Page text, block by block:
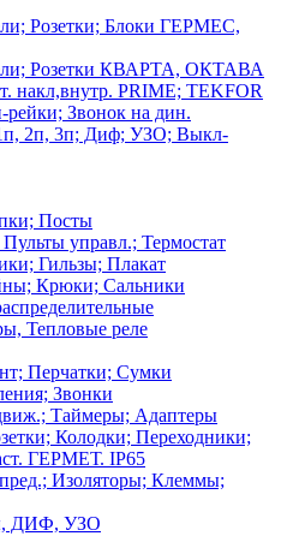
Розетки; Блоки ГЕРМЕС,
Розетки КВАРТА, ОКТАВА
накл,внутр. PRIME; TEKFOR
Звонок на дин.
2п, 3п; Диф; УЗО; Выкл-
Посты
управл.; Термостат
Гильзы; Плакат
Крюки; Сальники
Тепловые реле
Перчатки; Сумки
Звонки
Таймеры; Адаптеры
Колодки; Переходники;
ГЕРМЕТ. IP65
Изоляторы; Клеммы;
ДИФ, УЗО